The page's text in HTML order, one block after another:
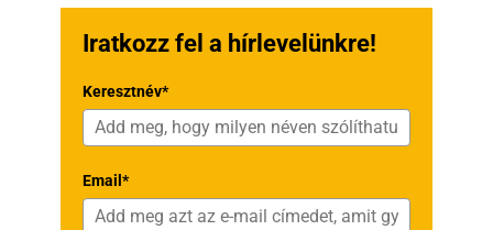
Iratkozz fel a hírlevelünkre!
Keresztnév*
Email*